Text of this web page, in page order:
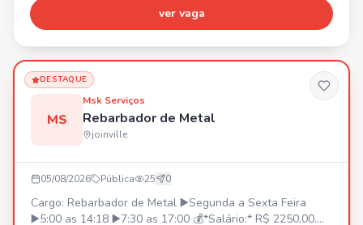
Disponibilidade para viajar • Certificado ATUALIZADO de
operador Benefícios: • 💰 Vale alimentação R$ 620,60 •
ver vaga
DESTAQUE
MS
Msk Serviços
Rebarbador de Metal
joinville
05/08/2026 Pública 25 0
Cargo: Rebarbador de Metal ▶️Segunda a Sexta Feira
▶️5:00 as 14:18 ▶️7:30 as 17:00 💰*Salário:* R$ 2250,00.